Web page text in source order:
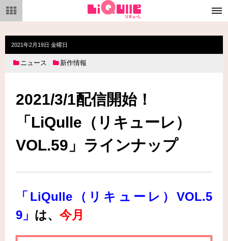
メ
ニ
ュ
2021年2月19日 金曜日
ニュース 新作情報
2021/3/1配信開始！
「LiQulle（リキューレ）
VOL.59」ラインナップ
「LiQulle（リキューレ）VOL.5
9」 は、今月